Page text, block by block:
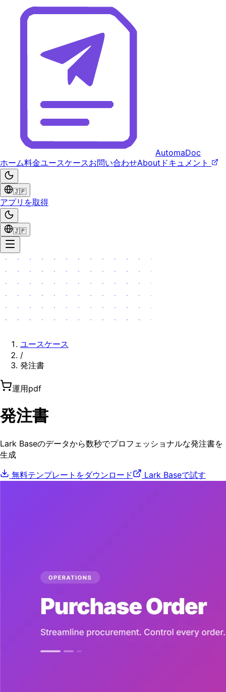
AutomaDoc
ホーム料金ユースケースお問い合わせAbout ドキュメント
🇯🇵
アプリを取得
🇯🇵
ユースケース
/
発注書
運用pdf
発注書
Lark Baseのデータから数秒でプロフェッショナルな発注書を
生成
無料テンプレートをダウンロード
Lark Baseで試す